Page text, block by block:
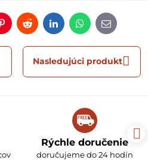
PinterestRedditLinkedInWhatsApp
E-
mail
Nasledujúci produkt
Rýchle doručenie
doručujeme do 24 hodín